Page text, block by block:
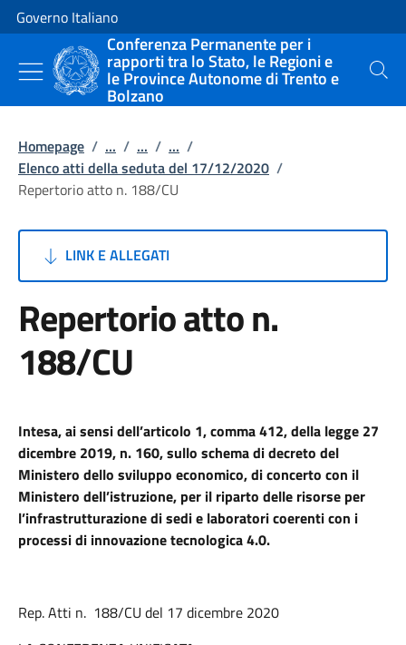
Vai al contenuto
Vai alla navigazione del sito
Governo Italiano
Conferenza Permanente per i
rapporti tra lo Stato, le Regioni e
le Province Autonome di Trento e
Bolzano
Cerca
Homepage / ... / ... / ... /
Elenco atti della seduta del 17/12/2020 /
Repertorio atto n. 188/CU
LINK E ALLEGATI
Repertorio atto n.
188/CU
Intesa, ai sensi dell’articolo 1, comma 412, della legge 27
dicembre 2019, n. 160, sullo schema di decreto del
Ministero dello sviluppo economico, di concerto con il
Ministero dell’istruzione, per il riparto delle risorse per
l’infrastrutturazione di sedi e laboratori coerenti con i
processi di innovazione tecnologica 4.0.
Rep. Atti n. 188/CU del 17 dicembre 2020